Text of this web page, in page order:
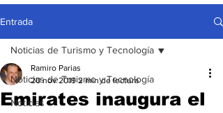
Entrada
Noticias de Turismo y Tecnología
Noticias
Noticias de Turismo y Tecnología
Emirates inaugura el
Ramiro Parias
20 nov 2019 2 min de lectura